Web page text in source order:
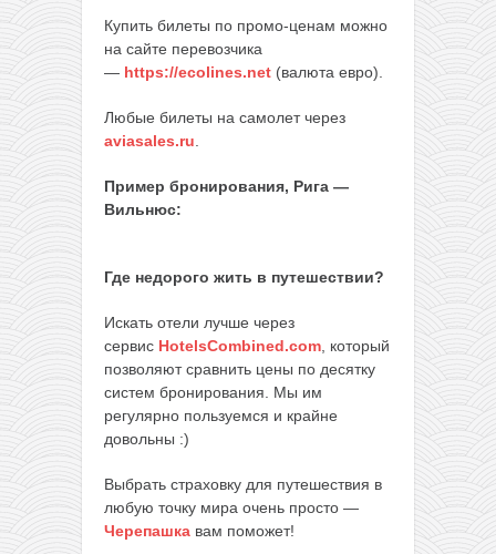
Купить билеты по промо-ценам можно
на сайте перевозчика
— https://ecolines.net (валюта евро).
Любые билеты на самолет через
aviasales.ru
Пример бронирования, Рига —
Вильнюс:
Где недорого жить в путешествии?
Искать отели лучше через
сервис HotelsCombined.com , который
позволяют сравнить цены по десятку
систем бронирования. Мы им
регулярно пользуемся и крайне
довольны :)
Выбрать страховку для путешествия в
любую точку мира очень просто —
Черепашка вам поможет!